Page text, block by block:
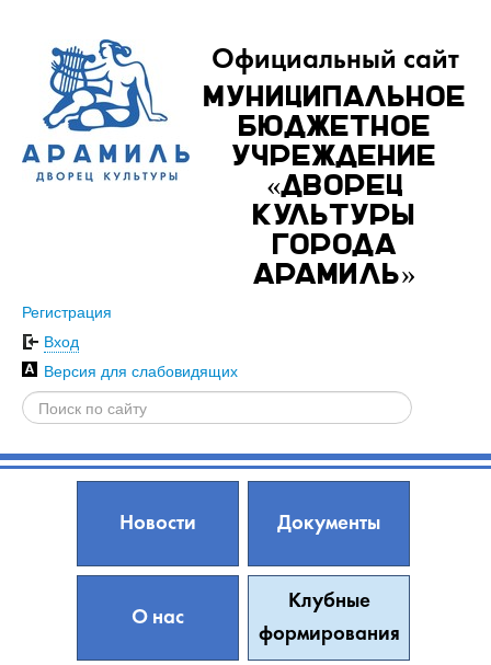
Официальный сайт
Муниципальное
бюджетное
учреждение
«Дворец
культуры
города
Арамиль»
Регистрация
Вход
Версия для слабовидящих
Новости Документы
О нас
Клубные
формирования